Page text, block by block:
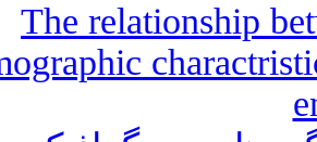
The relationship